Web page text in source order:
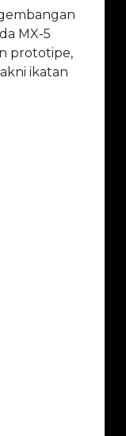
MX-5
prototipe,
ikatan